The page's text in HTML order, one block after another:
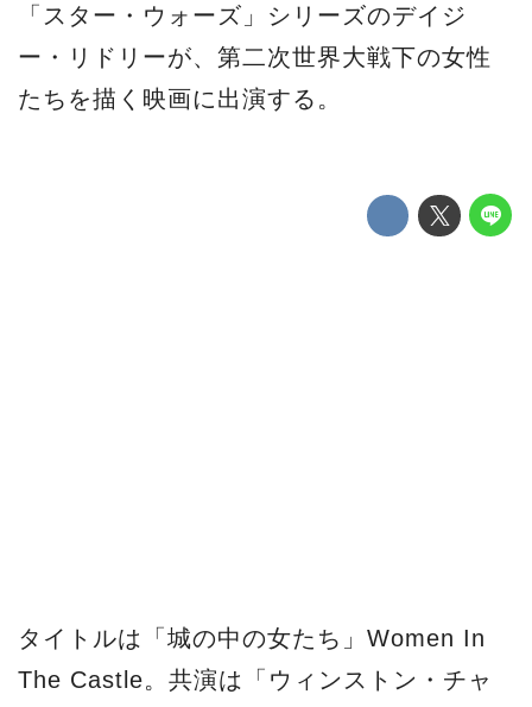
「スター・ウォーズ」シリーズのデイジ
ー・リドリーが、第二次世界大戦下の女性
たちを描く映画に出演する。
タイトルは「城の中の女たち」Women In
The Castle。共演は「ウィンストン・チャ